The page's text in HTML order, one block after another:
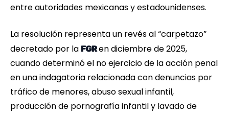
entre autoridades mexicanas y estadounidenses.
La resolución representa un revés al “carpetazo”
decretado por la FGRen diciembre de 2025,
cuando determinó el no ejercicio de la acción penal
en una indagatoria relacionada con denuncias por
tráfico de menores, abuso sexual infantil,
producción de pornografía infantil y lavado de